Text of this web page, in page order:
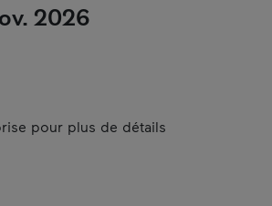
2026
pour plus de détails